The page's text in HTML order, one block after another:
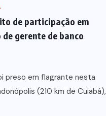
de participação em
gerente de banco
preso em flagrante nesta
(210 km de Cuiabá),